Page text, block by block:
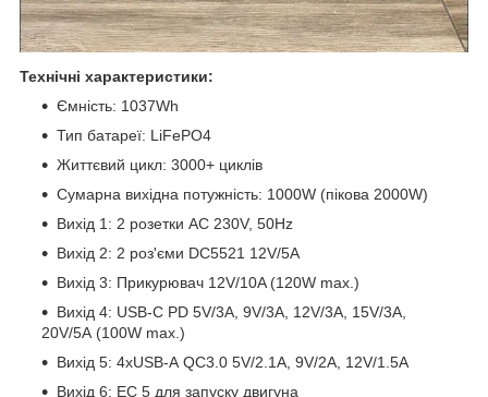
Технічні характеристики:
Ємність: 1037Wh
Тип батареї: LiFePO4
Життєвий цикл: 3000+ циклів
Сумарна вихідна потужність: 1000W (пікова 2000W)
Вихід 1: 2 розетки AC 230V, 50Hz
Вихід 2: 2 роз'єми DC5521 12V/5А
Вихід 3: Прикурювач 12V/10A (120W max.)
Вихід 4: USB-C PD 5V/3А, 9V/3А, 12V/3A, 15V/3А,
20V/5А (100W max.)
Вихід 5: 4хUSB-А QC3.0 5V/2.1А, 9V/2A, 12V/1.5A
Вихід 6: EC 5 для запуску двигуна